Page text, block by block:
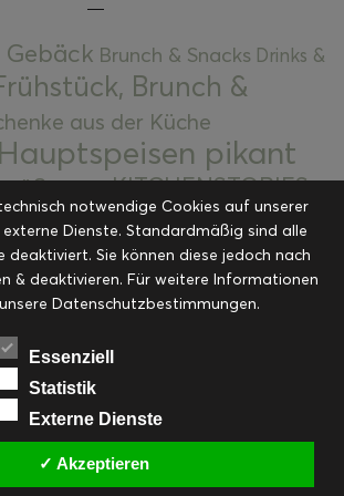
Gebäck Brunch & Snacks Drinks &
Brunch &
aus der Küche
Hauptspeisen pikant
süßKekseKITCHENSTORIES
& Desserts Kuchen und
Kulinarische Mitbringsel &
Ohne Kategorie Ostern Resteküche
SliderStartseite
& Vorspeisen
Salate & Suppen
Workshops & Events
notwendige Cookies auf unserer
Dienste. Standardmäßig sind alle
deaktiviert. Sie können diese jedoch nach
& deaktivieren. Für weitere Informationen
Datenschutzbestimmungen.
Essenziell
Statistik
Externe Dienste
✓ Akzeptieren